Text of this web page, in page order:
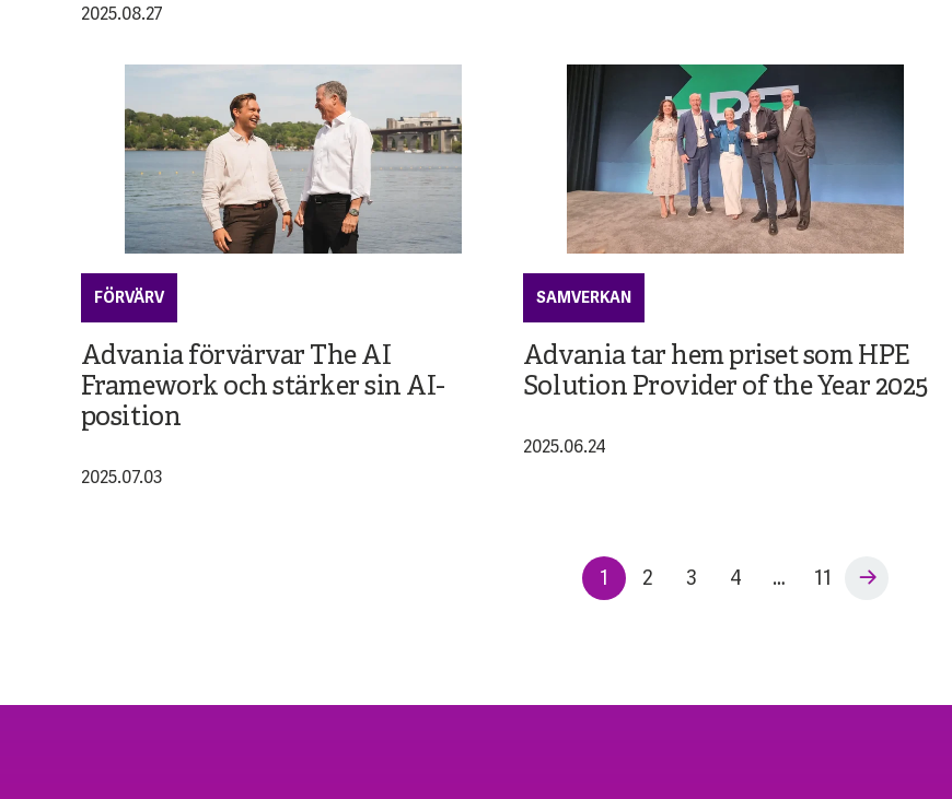
2025.08.27
FÖRVÄRV
Advania förvärvar The AI
Framework och stärker sin AI-
position
2025.07.03
SAMVERKAN
Advania tar hem priset som HPE
Solution Provider of the Year 2025
2025.06.24
1 2 3 4 … 11